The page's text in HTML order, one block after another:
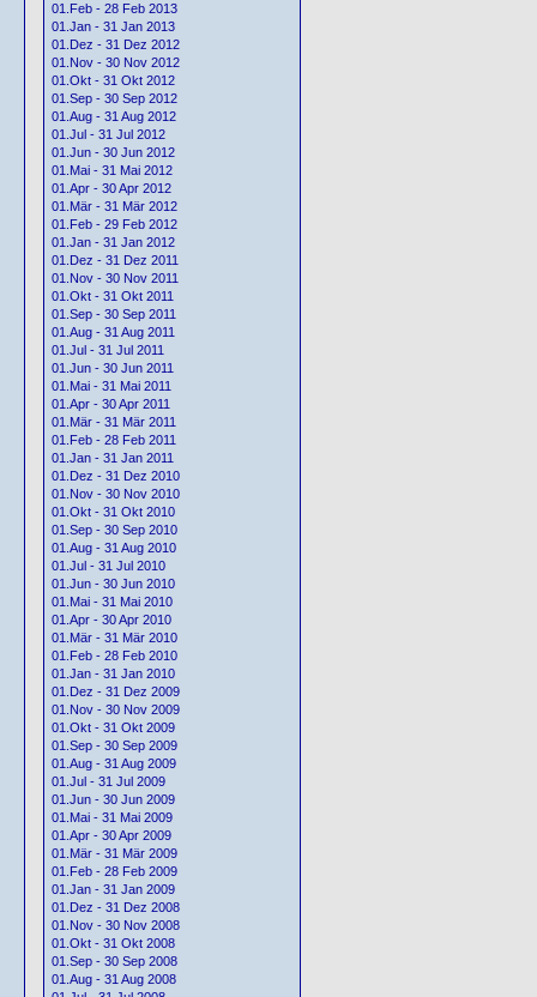
01.Feb - 28 Feb 2013
01.Jan - 31 Jan 2013
01.Dez - 31 Dez 2012
01.Nov - 30 Nov 2012
01.Okt - 31 Okt 2012
01.Sep - 30 Sep 2012
01.Aug - 31 Aug 2012
01.Jul - 31 Jul 2012
01.Jun - 30 Jun 2012
01.Mai - 31 Mai 2012
01.Apr - 30 Apr 2012
01.Mär - 31 Mär 2012
01.Feb - 29 Feb 2012
01.Jan - 31 Jan 2012
01.Dez - 31 Dez 2011
01.Nov - 30 Nov 2011
01.Okt - 31 Okt 2011
01.Sep - 30 Sep 2011
01.Aug - 31 Aug 2011
01.Jul - 31 Jul 2011
01.Jun - 30 Jun 2011
01.Mai - 31 Mai 2011
01.Apr - 30 Apr 2011
01.Mär - 31 Mär 2011
01.Feb - 28 Feb 2011
01.Jan - 31 Jan 2011
01.Dez - 31 Dez 2010
01.Nov - 30 Nov 2010
01.Okt - 31 Okt 2010
01.Sep - 30 Sep 2010
01.Aug - 31 Aug 2010
01.Jul - 31 Jul 2010
01.Jun - 30 Jun 2010
01.Mai - 31 Mai 2010
01.Apr - 30 Apr 2010
01.Mär - 31 Mär 2010
01.Feb - 28 Feb 2010
01.Jan - 31 Jan 2010
01.Dez - 31 Dez 2009
01.Nov - 30 Nov 2009
01.Okt - 31 Okt 2009
01.Sep - 30 Sep 2009
01.Aug - 31 Aug 2009
01.Jul - 31 Jul 2009
01.Jun - 30 Jun 2009
01.Mai - 31 Mai 2009
01.Apr - 30 Apr 2009
01.Mär - 31 Mär 2009
01.Feb - 28 Feb 2009
01.Jan - 31 Jan 2009
01.Dez - 31 Dez 2008
01.Nov - 30 Nov 2008
01.Okt - 31 Okt 2008
01.Sep - 30 Sep 2008
01.Aug - 31 Aug 2008